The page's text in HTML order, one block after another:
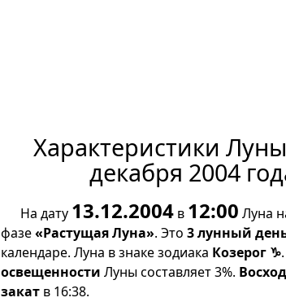
Характеристики
декабря 2004
На дату 13.12.2004 в 12:00 Луна
фазе«Растущая Луна». Это 3 лунный
календаре. Луна в знаке зодиака Козерог ♑.
освещенности Луны составляет 3%. Восход
закат в 16:38.